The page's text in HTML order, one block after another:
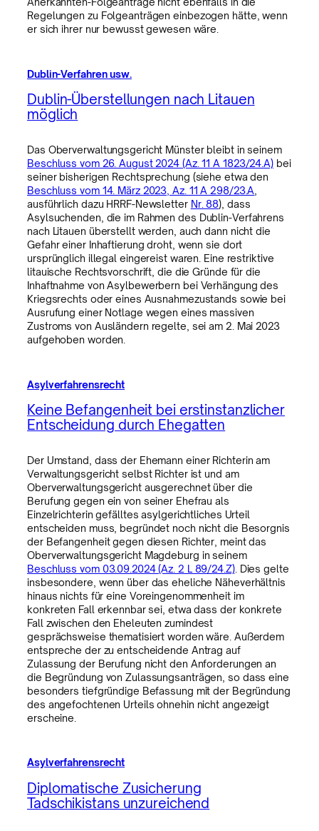
Regelungen zu Folgeanträgen einbezogen hätte, wenn
er sich ihrer nur bewusst gewesen wäre.
Dublin-Verfahren usw.
Dublin-Überstellungen nach Litauen
möglich
Das Oberverwaltungsgericht Münster bleibt in seinem
Beschluss vom 26. August 2024 (Az. 11 A 1823/24.A) bei
seiner bisherigen Rechtsprechung (siehe etwa den
Beschluss vom 14. März 2023, Az. 11 A 298/23.A
ausführlich dazu HRRF-Newsletter Nr. 88), dass
Asylsuchenden, die im Rahmen des Dublin-Verfahrens
nach Litauen überstellt werden, auch dann nicht die
Gefahr einer Inhaftierung droht, wenn sie dort
ursprünglich illegal eingereist waren. Eine restriktive
litauische Rechtsvorschrift, die die Gründe für die
Inhaftnahme von Asylbewerbern bei Verhängung des
Kriegsrechts oder eines Ausnahmezustands sowie bei
Ausrufung einer Notlage wegen eines massiven
Zustroms von Ausländern regelte, sei am 2. Mai 2023
aufgehoben worden.
Asylverfahrensrecht
Keine Befangenheit bei erstinstanzlicher
Entscheidung durch Ehegatten
Der Umstand, dass der Ehemann einer Richterin am
Verwaltungsgericht selbst Richter ist und am
Oberverwaltungsgericht ausgerechnet über die
Berufung gegen ein von seiner Ehefrau als
Einzelrichterin gefälltes asylgerichtliches Urteil
entscheiden muss, begründet noch nicht die Besorgnis
der Befangenheit gegen diesen Richter, meint das
Oberverwaltungsgericht Magdeburg in seinem
Beschluss vom 03.09.2024 (Az. 2 L 89/24.Z). Dies gelte
insbesondere, wenn über das eheliche Näheverhältnis
hinaus nichts für eine Voreingenommenheit im
konkreten Fall erkennbar sei, etwa dass der konkrete
Fall zwischen den Eheleuten zumindest
gesprächsweise thematisiert worden wäre. Außerdem
entspreche der zu entscheidende Antrag auf
Zulassung der Berufung nicht den Anforderungen an
die Begründung von Zulassungsanträgen, so dass eine
besonders tiefgründige Befassung mit der Begründung
des angefochtenen Urteils ohnehin nicht angezeigt
erscheine.
Asylverfahrensrecht
Diplomatische Zusicherung
Tadschikistans unzureichend